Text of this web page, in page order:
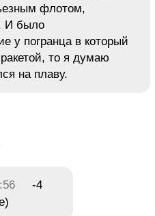
флотом,
И было
у погранца в который
то я думаю
на плаву.
-4